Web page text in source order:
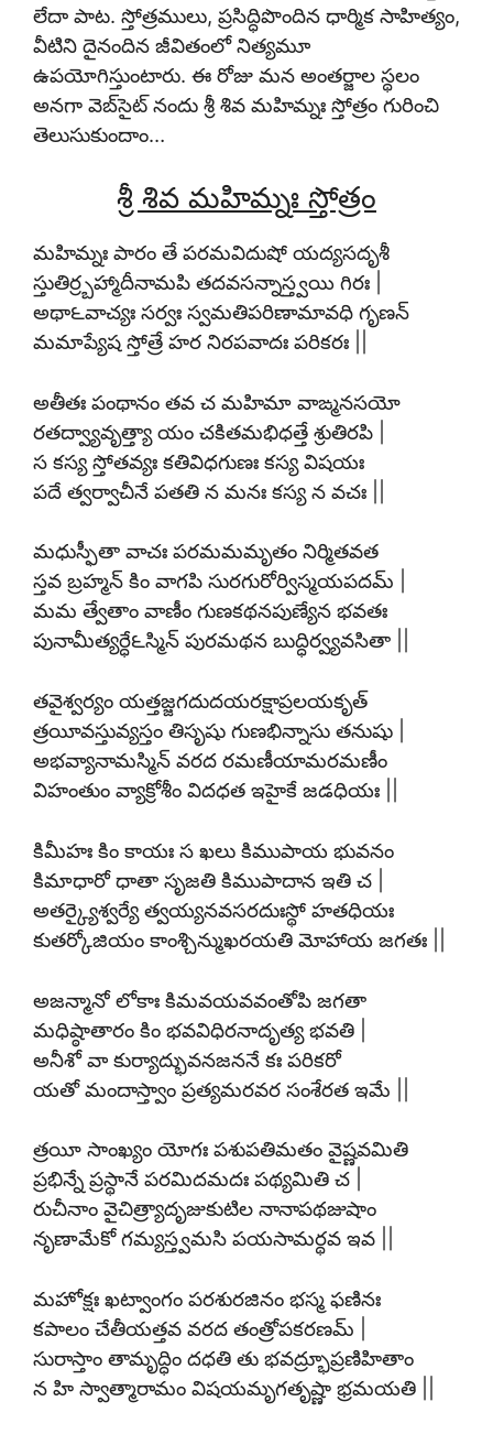
లేదా పాట. స్తోత్రములు, ప్రసిద్ధిపొందిన ధార్మిక సాహిత్యం,
వీటిని దైనందిన జీవితంలో నిత్యమూ
ఉపయోగిస్తుంటారు. ఈ రోజు మన అంతర్జాల స్థలం
అనగా వెబ్‌సైట్ నందు శ్రీ శివ మహిమ్నః స్తోత్రం గురించి
తెలుసుకుందాం…
శ్రీ శివ మహిమ్నః స్తోత్రం
మహిమ్నః పారం తే పరమవిదుషో యద్యసదృశీ
స్తుతిర్ర్బహ్మాదీనామపి తదవసన్నాస్త్వయి గిరః |
అథా౬వాచ్యః సర్వః స్వమతిపరిణామావధి గృణన్
మమాప్యేష స్తోత్రే హర నిరపవాదః పరికరః ||
అతీతః పంథానం తవ చ మహిమా వాఙ్మనసయో
రతద్వ్యావృత్త్యా యం చకితమభిధత్తే శ్రుతిరపి |
స కస్య స్తోతవ్యః కతివిధగుణః కస్య విషయః
పదే త్వర్వాచీనే పతతి న మనః కస్య న వచః ||
మధుస్ఫీతా వాచః పరమమమృతం నిర్మితవత
స్తవ బ్రహ్మన్ కిం వాగపి సురగురోర్విస్మయపదమ్ |
మమ త్వేతాం వాణీం గుణకథనపుణ్యేన భవతః
పునామీత్యర్ధే౬స్మిన్ పురమథన బుద్ధిర్వ్యవసితా ||
తవైశ్వర్యం యత్తజ్జగదుదయరక్షాప్రలయకృత్
త్రయీవస్తువ్యస్తం తిసృషు గుణభిన్నాసు తనుషు |
అభవ్యానామస్మిన్ వరద రమణీయామరమణీం
విహంతుం వ్యాక్రోశీం విదధత ఇహైకే జడధియః ||
కిమీహః కిం కాయః స ఖలు కిముపాయ భువనం
కిమాధారో ధాతా సృజతి కిముపాదాన ఇతి చ |
అతర్క్యైశ్వర్యే త్వయ్యనవసరదుఃస్థో హతధియః
కుతర్కోజియం కాంశ్చిన్ముఖరయతి మోహాయ జగతః ||
అజన్మానో లోకాః కిమవయవవంతోపి జగతా
మధిష్ఠాతారం కిం భవవిధిరనాదృత్య భవతి |
అనీశో వా కుర్యాద్భువనజననే కః పరికరో
యతో మందాస్త్వాం ప్రత్యమరవర సంశేరత ఇమే ||
త్రయీ సాంఖ్యం యోగః పశుపతిమతం వైష్ణవమితి
ప్రభిన్నే ప్రస్థానే పరమిదమదః పథ్యమితి చ |
రుచీనాం వైచిత్ర్యాదృజుకుటిల నానాపథజుషాం
నృణామేకో గమ్యస్త్వమసి పయసామర్థవ ఇవ ||
మహోక్షః ఖట్వాంగం పరశురజినం భస్మ ఫణినః
కపాలం చేతీయత్తవ వరద తంత్రోపకరణమ్ |
సురాస్తాం తామృద్ధిం దధతి తు భవద్ర్భూప్రణిహితాం
న హి స్వాత్మారామం విషయమృగతృష్ణా భ్రమయతి ||